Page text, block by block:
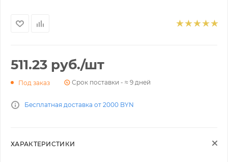
511.23 руб./шт
Под заказ Срок поставки - ≈ 9 дней
Бесплатная доставка от 2000 BYN
ХАРАКТЕРИСТИКИ